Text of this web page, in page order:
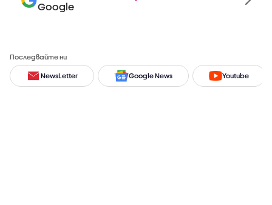
Google
Последвайте ни
NewsLetter Google News Youtube